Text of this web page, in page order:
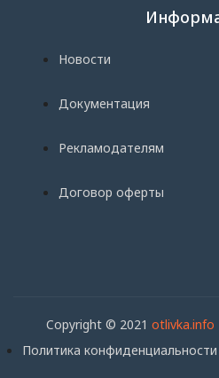
Новости
Документация
Рекламодателям
Договор оферты
Copyright © 2021 otlivka.info
Политика конфиденциальности